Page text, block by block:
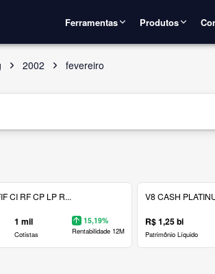
Ferramentas Produtos
2002 fevereiro
CI RF CP LP R...
1 mil
Cotistas
15,19%
Rentabilidade 12M
V8 CASH
R$ 1,25 bi
Patrimônio Líquido